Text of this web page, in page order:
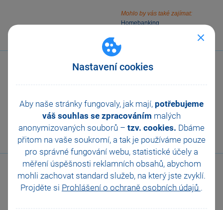
Nastavení cookies
Aby naše stránky fungovaly, jak mají, potřebujeme
váš souhlas se zpracováním malých
anonymizovaných souborů – tzv. cookies. Dbáme
přitom na vaše soukromí, a tak je používáme pouze
pro správné fungování webu, statistické účely a
měření úspěšnosti reklamních obsahů, abychom
mohli zachovat standard služeb, na který jste zvyklí.
Projděte si Prohlášení o ochraně osobních údajů .
Mohlo by vás také zajímat:
Homebanking
Zavolejte nám
567 112 611